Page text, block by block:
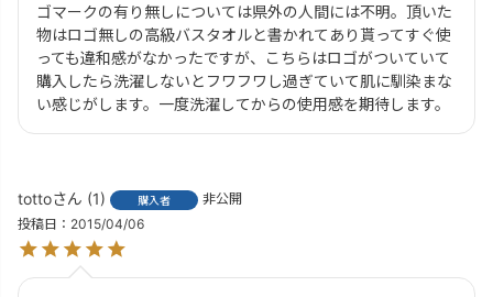
ゴマークの有り無しについては県外の人間には不明。頂いた
物はロゴ無しの高級バスタオルと書かれてあり貰ってすぐ使
っても違和感がなかったですが、こちらはロゴがついていて
購入したら洗濯しないとフワフワし過ぎていて肌に馴染まな
い感じがします。一度洗濯してからの使用感を期待します。
totto 1 購入者
非公開
投稿日
2015/04/06